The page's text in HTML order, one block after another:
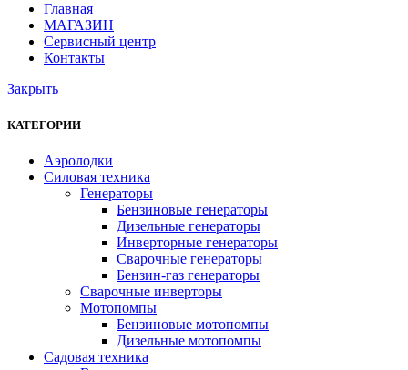
Главная
МАГАЗИН
Сервисный центр
Контакты
Закрыть
КАТЕГОРИИ
Аэролодки
Силовая техника
Генераторы
Бензиновые генераторы
Дизельные генераторы
Инверторные генераторы
Сварочные генераторы
Бензин-газ генераторы
Сварочные инверторы
Мотопомпы
Бензиновые мотопомпы
Дизельные мотопомпы
Садовая техника